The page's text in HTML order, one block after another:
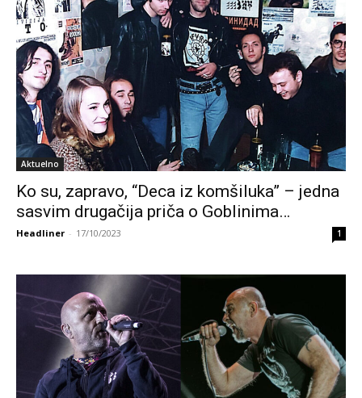
Aktuelno
Ko su, zapravo, “Deca iz komšiluka” – jedna
sasvim drugačija priča o Goblinima…
Headliner - 17/10/2023 1